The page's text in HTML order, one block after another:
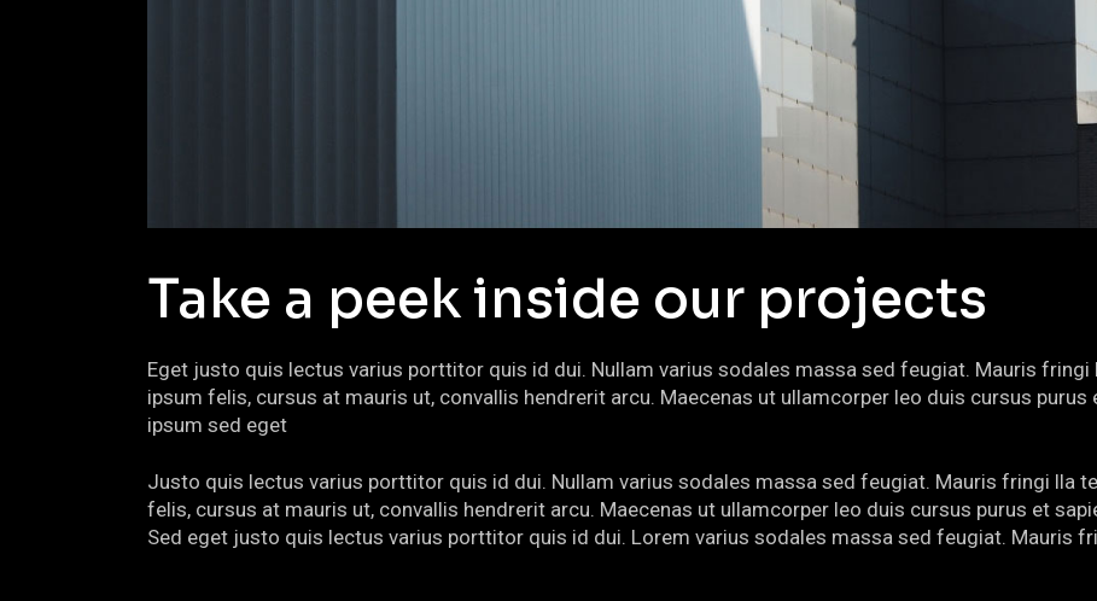
Take a peek inside our projects
Eget justo quis lectus varius porttitor quis id dui. Nullam varius sodales massa sed feugiat. Mauris fringi
ipsum felis, cursus at mauris ut, convallis hendrerit arcu. Maecenas ut ullamcorper leo duis cursus
ipsum sed eget
Justo quis lectus varius porttitor quis id dui. Nullam varius sodales massa sed feugiat. Mauris fringi lla
felis, cursus at mauris ut, convallis hendrerit arcu. Maecenas ut ullamcorper leo duis cursus purus et
Sed eget justo quis lectus varius porttitor quis id dui. Lorem varius sodales massa sed feugiat. Mauris